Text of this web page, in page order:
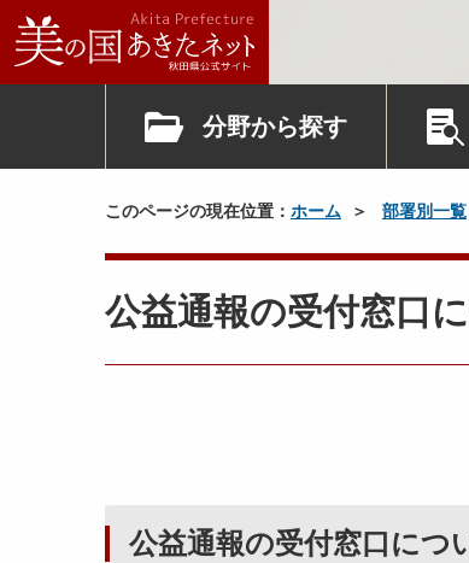
分野から探す
このページの現在位置： ホーム 部署別一覧
公益通報の受付窓口
公益通報の受付窓口につ